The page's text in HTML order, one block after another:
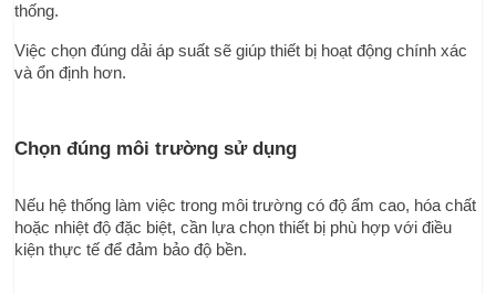
thống.
Việc chọn đúng dải áp suất sẽ giúp thiết bị hoạt động chính xác
và ổn định hơn.
Chọn đúng môi trường sử dụng
Nếu hệ thống làm việc trong môi trường có độ ẩm cao, hóa chất
hoặc nhiệt độ đặc biệt, cần lựa chọn thiết bị phù hợp với điều
kiện thực tế để đảm bảo độ bền.